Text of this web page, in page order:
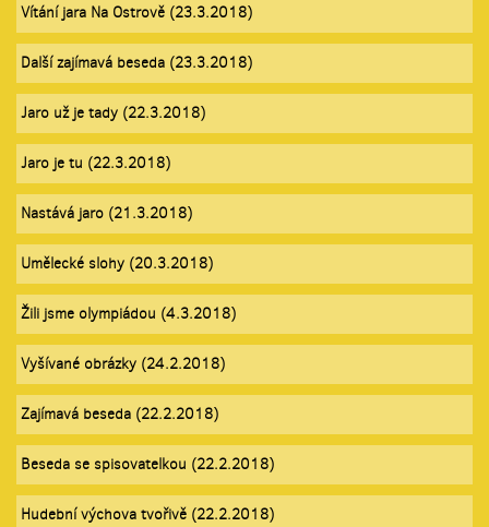
Vítání jara Na Ostrově (23.3.2018)
Další zajímavá beseda (23.3.2018)
Jaro už je tady (22.3.2018)
Jaro je tu (22.3.2018)
Nastává jaro (21.3.2018)
Umělecké slohy (20.3.2018)
Žili jsme olympiádou (4.3.2018)
Vyšívané obrázky (24.2.2018)
Zajímavá beseda (22.2.2018)
Beseda se spisovatelkou (22.2.2018)
Hudební výchova tvořivě (22.2.2018)